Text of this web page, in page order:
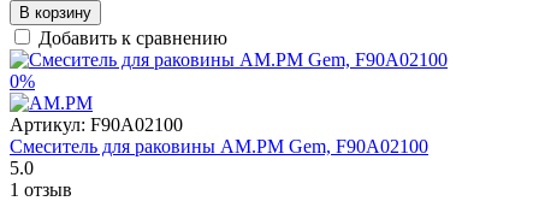
В корзину
Добавить к сравнению
0%
Артикул: F90A02100
Смеситель для раковины AM.PM Gem, F90A02100
5.0
1 отзыв